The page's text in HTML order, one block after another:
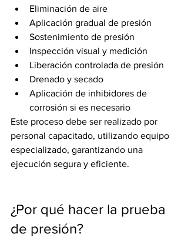
Eliminación de aire
Aplicación gradual de presión
Sostenimiento de presión
Inspección visual y medición
Liberación controlada de presión
Drenado y secado
Aplicación de inhibidores de
corrosión si es necesario
Este proceso debe ser realizado por
personal capacitado, utilizando equipo
especializado, garantizando una
ejecución segura y eficiente.
¿Por qué hacer la prueba
de presión?